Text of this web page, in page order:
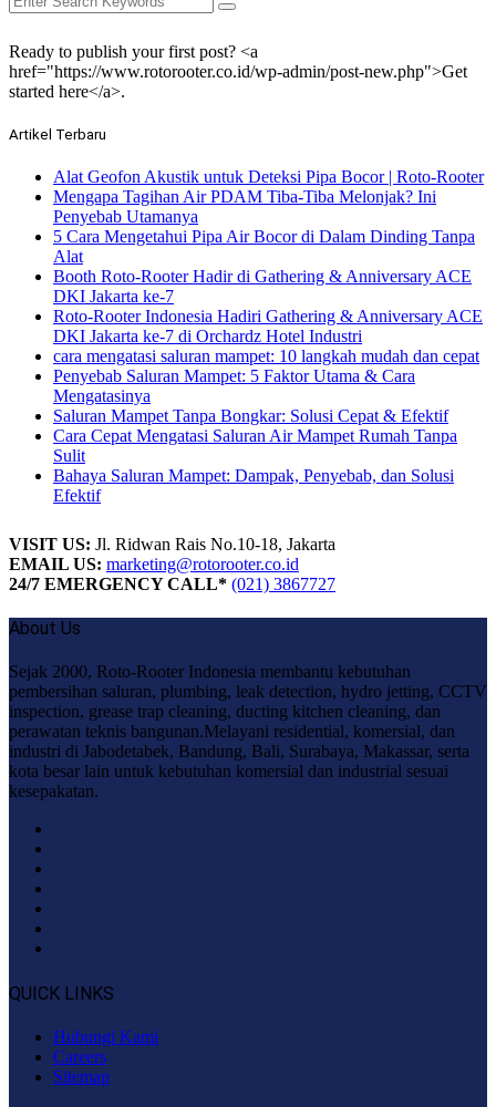
Ready to publish your first post? <a
href="https://www.rotorooter.co.id/wp-admin/post-new.php">Get
started here</a>.
Artikel Terbaru
Alat Geofon Akustik untuk Deteksi Pipa Bocor | Roto-Rooter
Mengapa Tagihan Air PDAM Tiba-Tiba Melonjak? Ini
Penyebab Utamanya
5 Cara Mengetahui Pipa Air Bocor di Dalam Dinding Tanpa
Alat
Booth Roto-Rooter Hadir di Gathering & Anniversary ACE
DKI Jakarta ke-7
Roto-Rooter Indonesia Hadiri Gathering & Anniversary ACE
DKI Jakarta ke-7 di Orchardz Hotel Industri
cara mengatasi saluran mampet: 10 langkah mudah dan cepat
Penyebab Saluran Mampet: 5 Faktor Utama & Cara
Mengatasinya
Saluran Mampet Tanpa Bongkar: Solusi Cepat & Efektif
Cara Cepat Mengatasi Saluran Air Mampet Rumah Tanpa
Sulit
Bahaya Saluran Mampet: Dampak, Penyebab, dan Solusi
Efektif
VISIT US: Jl. Ridwan Rais No.10-18, Jakarta
EMAIL US: marketing@rotorooter.co.id
24/7 EMERGENCY CALL* (021) 3867727
About Us
Sejak 2000, Roto-Rooter Indonesia membantu kebutuhan
pembersihan saluran, plumbing, leak detection, hydro jetting, CCTV
inspection, grease trap cleaning, ducting kitchen cleaning, dan
perawatan teknis bangunan.Melayani residential, komersial, dan
industri di Jabodetabek, Bandung, Bali, Surabaya, Makassar, serta
kota besar lain untuk kebutuhan komersial dan industrial sesuai
kesepakatan.
QUICK LINKS
Hubungi Kami
Careers
Sitemap